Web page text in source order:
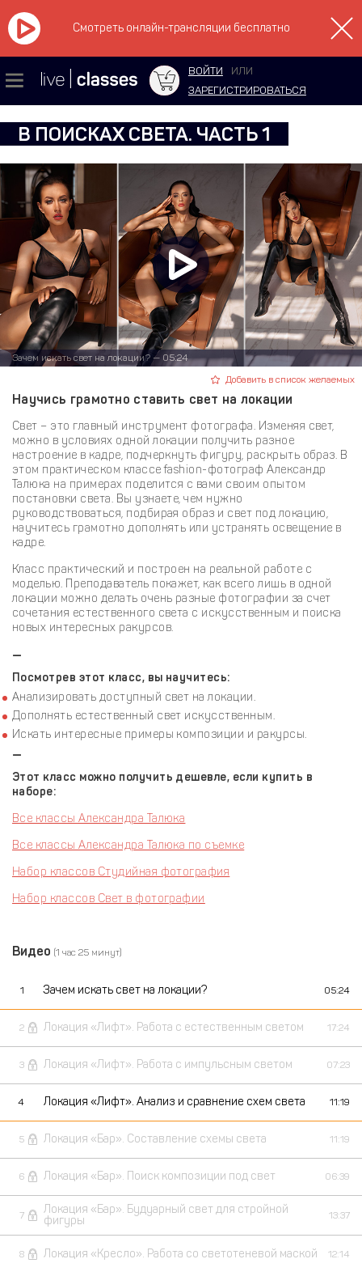
Смотреть онлайн-трансляции бесплатно
ВОЙТИ
ИЛИ
ЗАРЕГИСТРИРОВАТЬСЯ
В ПОИСКАХ СВЕТА. ЧАСТЬ 1
Зачем искать свет на локации? — 05:24
Добавить в список желаемых
Научись грамотно ставить свет на локации
Свет – это главный инструмент фотографа. Изменяя свет,
можно в условиях одной локации получить разное
настроение в кадре, подчеркнуть фигуру, раскрыть образ. В
этом практическом классе fashion-фотограф Александр
Талюка на примерах поделится с вами своим опытом
постановки света. Вы узнаете, чем нужно
руководствоваться, подбирая образ и свет под локацию,
научитесь грамотно дополнять или устранять освещение в
кадре.
Класс практический и построен на реальной работе с
моделью. Преподаватель покажет, как всего лишь в одной
локации можно делать очень разные фотографии за счет
сочетания естественного света с искусственным и поиска
новых интересных ракурсов.
—
Посмотрев этот класс, вы научитесь:
Анализировать доступный свет на локации.
Дополнять естественный свет искусственным.
Искать интересные примеры композиции и ракурсы.
—
Этот класс можно получить дешевле, если купить в
наборе:
Все классы Александра Талюка
Все классы Александра Талюка по съемке
Набор классов Студийная фотография
Набор классов Свет в фотографии
Видео (1 час 25 минут)
1 Зачем искать свет на локации? 05:24
2 Локация «Лифт». Работа с естественным светом 17:24
3 Локация «Лифт». Работа с импульсным светом 07:23
4 Локация «Лифт». Анализ и сравнение схем света 11:19
5 Локация «Бар». Составление схемы света 11:19
6 Локация «Бар». Поиск композиции под свет 06:39
7
Локация «Бар». Будуарный свет для стройной
фигуры
13:37
8 Локация «Кресло». Работа со светотеневой маской 12:14